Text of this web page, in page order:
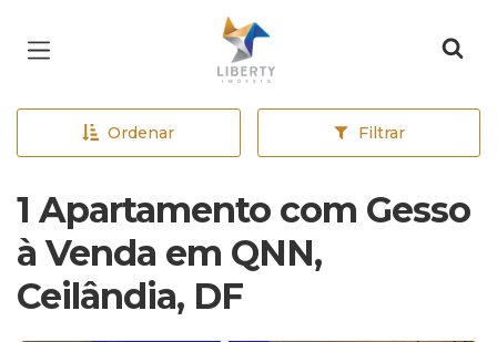
Página inicial
Ordenar Filtrar
1 Apartamento com Gesso
à Venda em QNN,
Ceilândia, DF